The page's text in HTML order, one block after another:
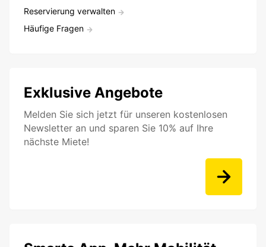
Reservierung verwalten
Häufige Fragen
Exklusive Angebote
Melden Sie sich jetzt für unseren kostenlosen
Newsletter an und sparen Sie 10% auf Ihre
nächste Miete!